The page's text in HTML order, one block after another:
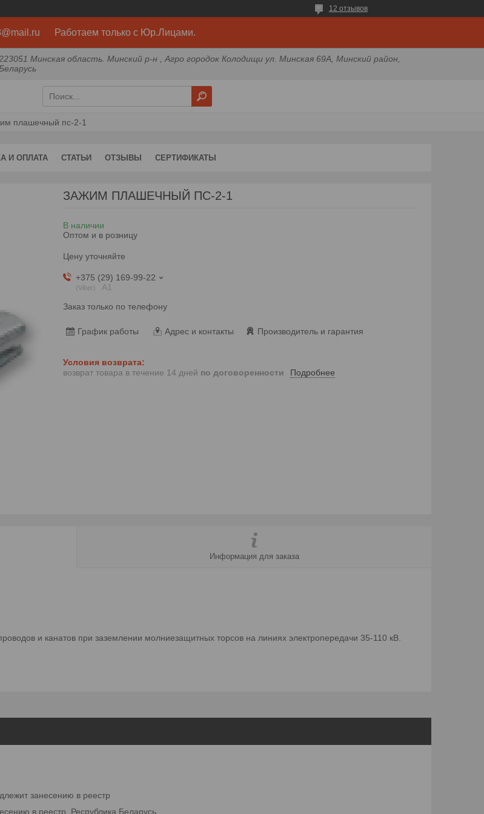
12 отзывов
Работаем только с Юр.Лицами.
Минская область. Минский р-н , Агро городок Колодищи ул. Минская 69А, Минский район,
плашечный пс-2-1
И ОПЛАТА СТАТЬИ ОТЗЫВЫ СЕРТИФИКАТЫ
ЗАЖИМ ПЛАШЕЧНЫЙ ПС-2-1
В наличии
Оптом и в розницу
Цену уточняйте
+375 (29) 169-99-22
Viber
А1
Заказ только по телефону
График работы Адрес и контакты Производитель и гарантия
возврат товара в течение 14 дней по договоренности Подробнее
Информация для заказа
и канатов при заземлении молниезащитных торсов на линиях электропередачи 35-110 кВ.
занесению в реестр
в реестр, Республика Беларусь